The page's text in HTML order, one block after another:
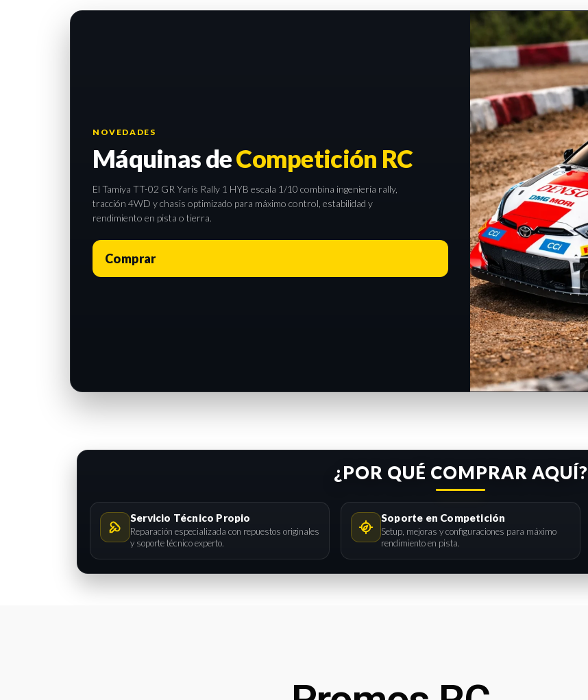
NOVEDADES
Máquinas deCompetición RC
El Tamiya TT-02 GR Yaris Rally 1 HYB escala 1/10 combina ingeniería rally,
tracción 4WD y chasis optimizado para máximo control, estabilidad y
rendimiento en pista o tierra.
Comprar
¿POR QUÉ COMPRAR AQUÍ?
Servicio Técnico Propio
Reparación especializada con repuestos originales
y soporte técnico experto.
Soporte en Competición
Setup, mejoras y configuraciones para máximo
rendimiento en pista.